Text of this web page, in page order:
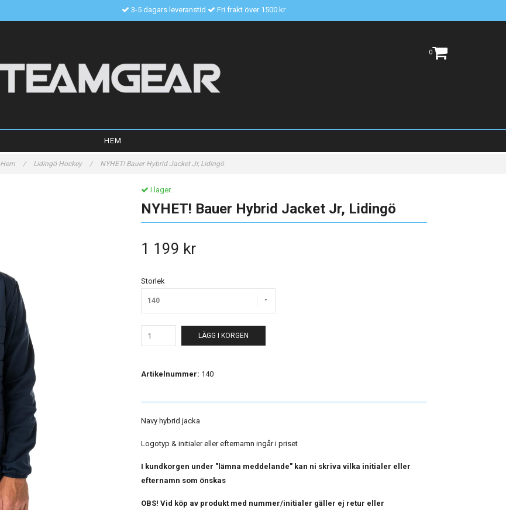
3-5 dagars leveranstid Fri frakt över 1500 kr
0
HEM
Hem / Lidingö Hockey / NYHET! Bauer Hybrid Jacket Jr, Lidingö
I lager.
NYHET! Bauer Hybrid Jacket Jr, Lidingö
1 199 kr
Storlek
140
LÄGG I KORGEN
Artikelnummer: 140
Navy hybrid jacka
Logotyp & initialer eller efternamn ingår i priset
I kundkorgen under "lämna meddelande" kan ni skriva vilka initialer eller
efternamn som önskas
OBS! Vid köp av produkt med nummer/initialer gäller ej retur eller